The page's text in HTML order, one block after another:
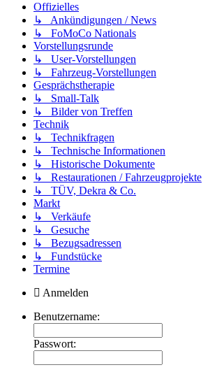
Offizielles
↳ Ankündigungen / News
↳ FoMoCo Nationals
Vorstellungsrunde
↳ User-Vorstellungen
↳ Fahrzeug-Vorstellungen
Gesprächstherapie
↳ Small-Talk
↳ Bilder von Treffen
Technik
↳ Technikfragen
↳ Technische Informationen
↳ Historische Dokumente
↳ Restaurationen / Fahrzeugprojekte
↳ TÜV, Dekra & Co.
Markt
↳ Verkäufe
↳ Gesuche
↳ Bezugsadressen
↳ Fundstücke
Termine
Anmelden
Benutzername:
Passwort: